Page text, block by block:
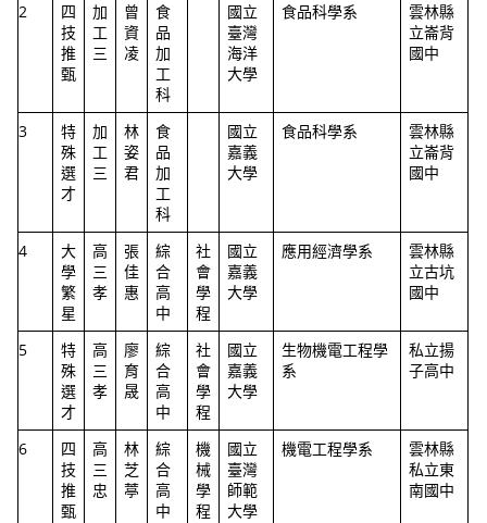
2
四
技
推
甄
加
工
三
曾
資
凌
食
品
加
工
科
國立
臺灣
海洋
大學
食品科學系
雲林縣
立崙背
國中
3
特
殊
選
才
加
工
三
林
姿
君
食
品
加
工
科
國立
嘉義
大學
食品科學系
雲林縣
立崙背
國中
4
大
學
繁
星
高
三
孝
張
佳
惠
綜
合
高
中
社
會
學
程
國立
嘉義
大學
應用經濟學系
雲林縣
立古坑
國中
5
特
殊
選
才
高
三
孝
廖
育
晟
綜
合
高
中
社
會
學
程
國立
嘉義
大學
生物機電工程學
系
私立揚
子高中
6
四
技
推
甄
高
三
忠
林
芝
葶
綜
合
高
中
機
械
學
程
國立
臺灣
師範
大學
機電工程學系
雲林縣
私立東
南國中